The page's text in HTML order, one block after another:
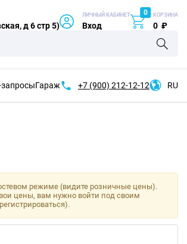
д 6 стр 5)
ЛИЧНЫЙ КАБИНЕТ
Вход
0 КОРЗИНА
0 ₽
запросыГараж +7 (900) 212-12-12 RU
режиме (видите розничные цены).
цены, вам нужно войти под своим